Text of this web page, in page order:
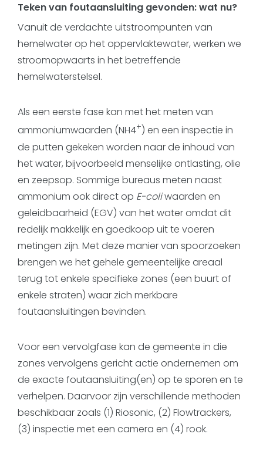
Teken van foutaansluiting gevonden: wat nu?
Vanuit de verdachte uitstroompunten van
hemelwater op het oppervlaktewater, werken we
stroomopwaarts in het betreffende
hemelwaterstelsel.
Als een eerste fase kan met het meten van
ammoniumwaarden (NH4+) en een inspectie in
de putten gekeken worden naar de inhoud van
het water, bijvoorbeeld menselijke ontlasting, olie
en zeepsop. Sommige bureaus meten naast
ammonium ook direct op E-coliwaarden en
geleidbaarheid (EGV) van het water omdat dit
redelijk makkelijk en goedkoop uit te voeren
metingen zijn. Met deze manier van spoorzoeken
brengen we het gehele gemeentelijke areaal
terug tot enkele specifieke zones (een buurt of
enkele straten) waar zich merkbare
foutaansluitingen bevinden.
Voor een vervolgfase kan de gemeente in die
zones vervolgens gericht actie ondernemen om
de exacte foutaansluiting(en) op te sporen en te
verhelpen. Daarvoor zijn verschillende methoden
beschikbaar zoals (1) Riosonic, (2) Flowtrackers,
(3) inspectie met een camera en (4) rook.